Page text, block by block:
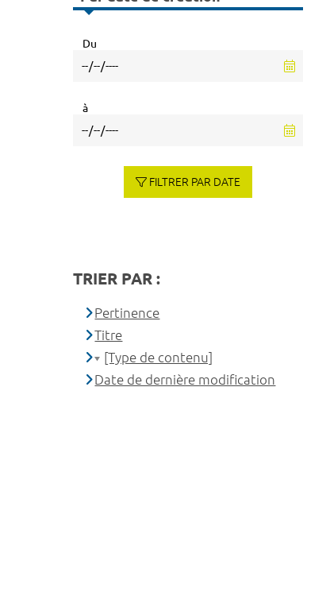
Du
à
FILTRER PAR DATE
TRIER PAR :
Pertinence
Titre
[Type de contenu]
Date de dernière modification